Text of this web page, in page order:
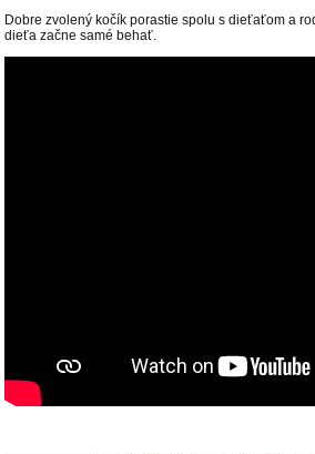
Dobre zvolený kočík porastie spolu s dieťaťom a
dieťa začne samé behať.